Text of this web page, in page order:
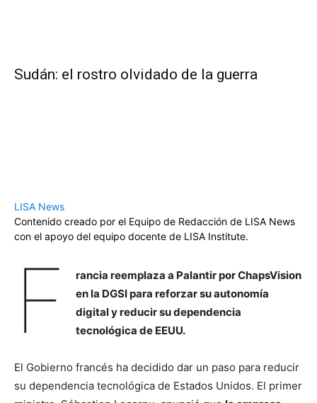
Sudán: el rostro olvidado de la guerra
LISA News
Contenido creado por el Equipo de Redacción de LISA News
con el apoyo del equipo docente de LISA Institute.
F
rancia reemplaza a Palantir por ChapsVision
en la DGSI para reforzar su autonomía
digital y reducir su dependencia
tecnológica de EEUU.
El Gobierno francés ha decidido dar un paso para reducir
su dependencia tecnológica de Estados Unidos. El primer